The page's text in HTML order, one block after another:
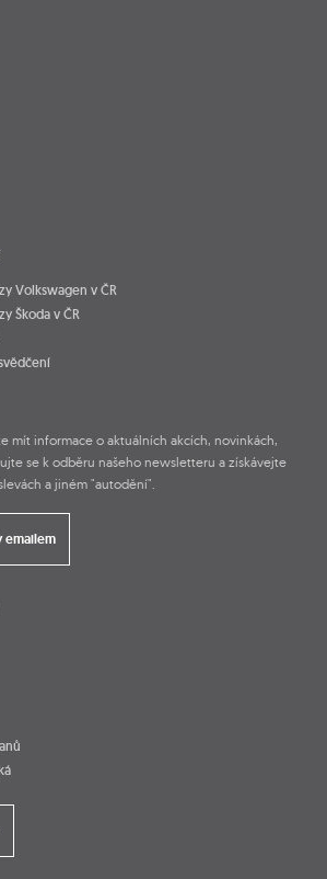
Volkswagen v ČR
Škoda v ČR
mít informace o aktuálních akcích, novinkách,
se k odběru našeho newsletteru a získávejte
a jiném "autodění".
emailem